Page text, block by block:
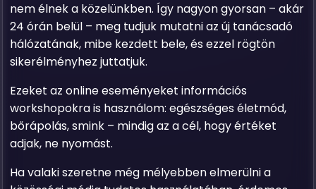
nem élnek a közelünkben. Így nagyon gyorsan – akár
24 órán belül – meg tudjuk mutatni az új tanácsadó
hálózatának, mibe kezdett bele, és ezzel rögtön
sikerélményhez juttatjuk.
Ezeket az online eseményeket információs
workshopokra is használom: egészséges életmód,
bőrápolás, smink – mindig az a cél, hogy értéket
adjak, ne nyomást.
Ha valaki szeretne még mélyebben elmerülni a